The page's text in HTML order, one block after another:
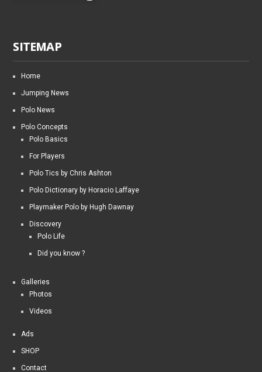
SITEMAP
Home
Jumping News
Polo News
Polo Concepts
Polo Basics
For Players
Polo Tics by Chris Ashton
Polo Dictionary by Horacio Laffaye
Playmaker Polo by Hugh Dawnay
Discovery
Polo Life
Did you know ?
Galleries
Photos
Videos
Ads
SHOP
Contact